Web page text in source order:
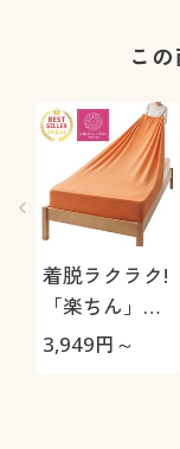
こ
着脱ラクラク!
「楽ちん」の
びのびタオル
3,949円～